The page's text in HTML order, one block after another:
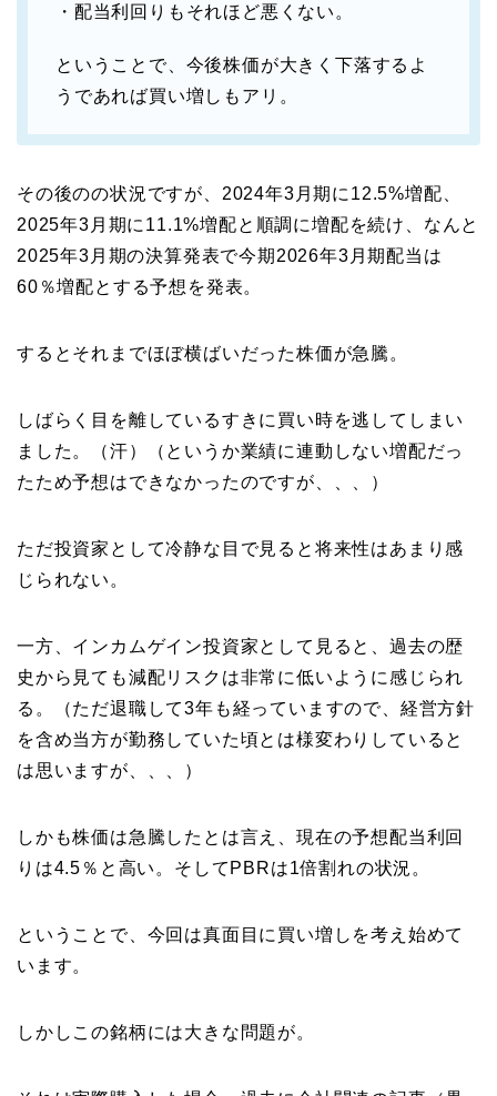
・配当利回りもそれほど悪くない。
ということで、今後株価が大きく下落するよ
うであれば買い増しもアリ。
その後のの状況ですが、2024年3月期に12.5%増配、
2025年3月期に11.1%増配と順調に増配を続け、なんと
2025年3月期の決算発表で今期2026年3月期配当は
60％増配とする予想を発表。
するとそれまでほぼ横ばいだった株価が急騰。
しばらく目を離しているすきに買い時を逃してしまい
ました。（汗）（というか業績に連動しない増配だっ
たため予想はできなかったのですが、、、）
ただ投資家として冷静な目で見ると将来性はあまり感
じられない。
一方、インカムゲイン投資家として見ると、過去の歴
史から見ても減配リスクは非常に低いように感じられ
る。（ただ退職して3年も経っていますので、経営方針
を含め当方が勤務していた頃とは様変わりしていると
は思いますが、、、）
しかも株価は急騰したとは言え、現在の予想配当利回
りは4.5％と高い。そしてPBRは1倍割れの状況。
ということで、今回は真面目に買い増しを考え始めて
います。
しかしこの銘柄には大きな問題が。